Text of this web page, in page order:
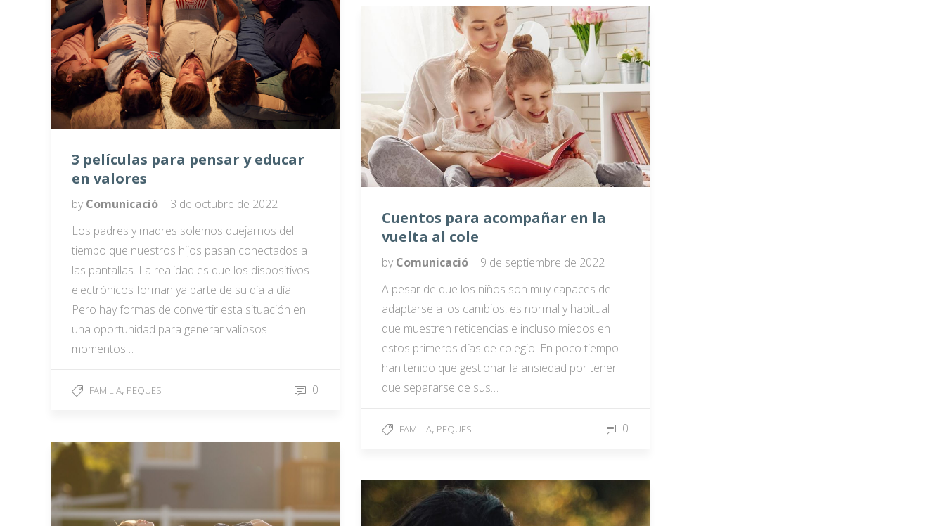
3 películas para pensar y educar
en valores
by Comunicació
3 de octubre de 2022
Los padres y madres solemos quejarnos del
tiempo que nuestros hijos pasan conectados a
las pantallas. La realidad es que los dispositivos
electrónicos forman ya parte de su día a día.
Pero hay formas de convertir esta situación en
una oportunidad para generar valiosos
momentos…
FAMILIA, PEQUES 0
Cuentos para acompañar en la
vuelta al cole
by Comunicació
9 de septiembre de 2022
A pesar de que los niños son muy capaces de
adaptarse a los cambios, es normal y habitual
que muestren reticencias e incluso miedos en
estos primeros días de colegio. En poco tiempo
han tenido que gestionar la ansiedad por tener
que separarse de sus…
FAMILIA, PEQUES 0